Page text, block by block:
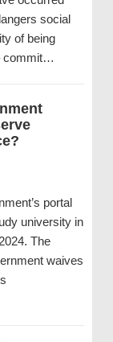
social
of being
commit…
portal
university in
The
waives